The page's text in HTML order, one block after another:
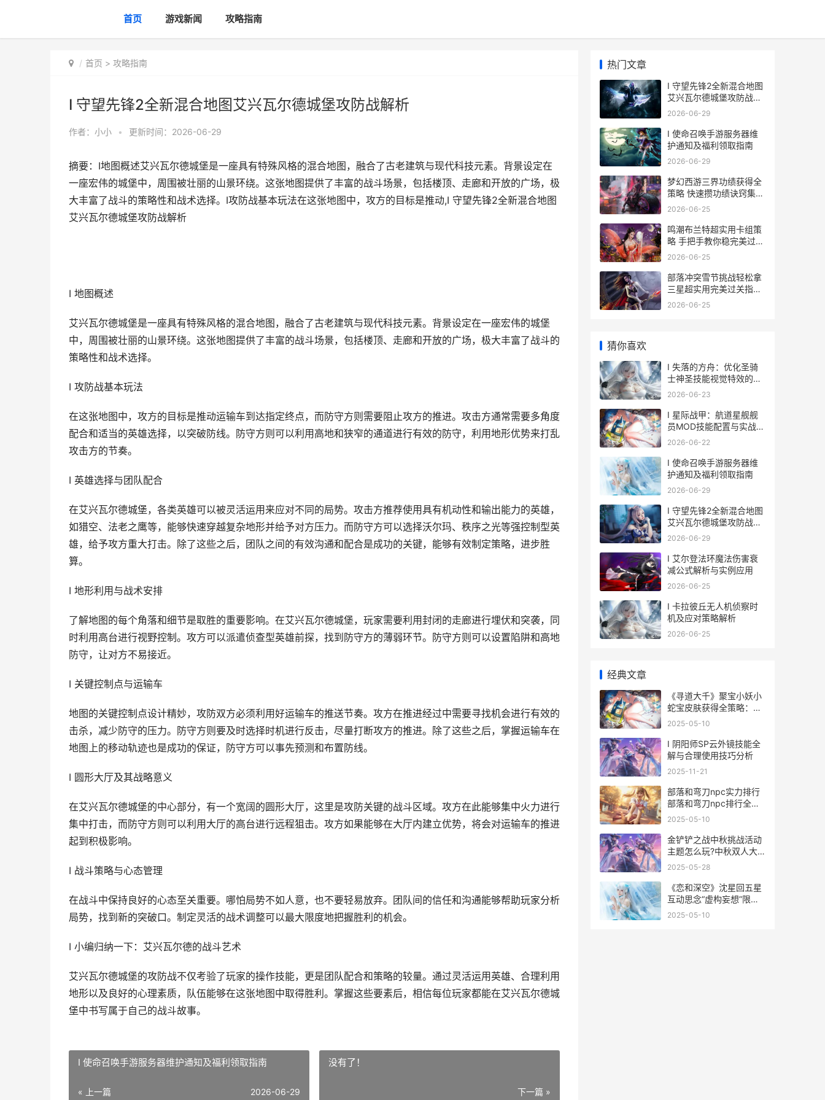
首页 游戏新闻 攻略指南
首页 > 攻略指南
I 守望先锋2全新混合地图艾兴瓦尔德城堡攻防战解析
作者： 小小 • 更新时间：2026-06-29
摘要：I地图概述艾兴瓦尔德城堡是一座具有特殊风格的混合地图，融合了古老建筑与现代科技元素。背景设定在
一座宏伟的城堡中，周围被壮丽的山景环绕。这张地图提供了丰富的战斗场景，包括楼顶、走廊和开放的广场，极
大丰富了战斗的策略性和战术选择。I攻防战基本玩法在这张地图中，攻方的目标是推动,I 守望先锋2全新混合地图
艾兴瓦尔德城堡攻防战解析
I 地图概述
艾兴瓦尔德城堡是一座具有特殊风格的混合地图，融合了古老建筑与现代科技元素。背景设定在一座宏伟的城堡
中，周围被壮丽的山景环绕。这张地图提供了丰富的战斗场景，包括楼顶、走廊和开放的广场，极大丰富了战斗的
策略性和战术选择。
I 攻防战基本玩法
在这张地图中，攻方的目标是推动运输车到达指定终点，而防守方则需要阻止攻方的推进。攻击方通常需要多角度
配合和适当的英雄选择，以突破防线。防守方则可以利用高地和狭窄的通道进行有效的防守，利用地形优势来打乱
攻击方的节奏。
I 英雄选择与团队配合
在艾兴瓦尔德城堡，各类英雄可以被灵活运用来应对不同的局势。攻击方推荐使用具有机动性和输出能力的英雄，
如猎空、法老之鹰等，能够快速穿越复杂地形并给予对方压力。而防守方可以选择沃尔玛、秩序之光等强控制型英
雄，给予攻方重大打击。除了这些之后，团队之间的有效沟通和配合是成功的关键，能够有效制定策略，进步胜
算。
I 地形利用与战术安排
了解地图的每个角落和细节是取胜的重要影响。在艾兴瓦尔德城堡，玩家需要利用封闭的走廊进行埋伏和突袭，同
时利用高台进行视野控制。攻方可以派遣侦查型英雄前探，找到防守方的薄弱环节。防守方则可以设置陷阱和高地
防守，让对方不易接近。
I 关键控制点与运输车
地图的关键控制点设计精妙，攻防双方必须利用好运输车的推送节奏。攻方在推进经过中需要寻找机会进行有效的
击杀，减少防守的压力。防守方则要及时选择时机进行反击，尽量打断攻方的推进。除了这些之后，掌握运输车在
地图上的移动轨迹也是成功的保证，防守方可以事先预测和布置防线。
I 圆形大厅及其战略意义
在艾兴瓦尔德城堡的中心部分，有一个宽阔的圆形大厅，这里是攻防关键的战斗区域。攻方在此能够集中火力进行
集中打击，而防守方则可以利用大厅的高台进行远程狙击。攻方如果能够在大厅内建立优势，将会对运输车的推进
起到积极影响。
I 战斗策略与心态管理
在战斗中保持良好的心态至关重要。哪怕局势不如人意，也不要轻易放弃。团队间的信任和沟通能够帮助玩家分析
局势，找到新的突破口。制定灵活的战术调整可以最大限度地把握胜利的机会。
I 小编归纳一下：艾兴瓦尔德的战斗艺术
艾兴瓦尔德城堡的攻防战不仅考验了玩家的操作技能，更是团队配合和策略的较量。通过灵活运用英雄、合理利用
地形以及良好的心理素质，队伍能够在这张地图中取得胜利。掌握这些要素后，相信每位玩家都能在艾兴瓦尔德城
堡中书写属于自己的战斗故事。
I 使命召唤手游服务器维护通知及福利领取指南
« 上一篇 2026-06-29
没有了！
下一篇 »
热门文章
I 守望先锋2全新混合地图
艾兴瓦尔德城堡攻防战解
析
2026-06-29
I 使命召唤手游服务器维
护通知及福利领取指南
2026-06-29
梦幻西游三界功绩获得全
策略 快速攒功绩诀窍集合
梦幻西游三界功绩怎么查
2026-06-25
鸣潮布兰特超实用卡组策
略 手把手教你稳完美过关
打无尽
2026-06-25
部落冲突雪节挑战轻松拿
三星超实用完美过关指导
部落冲突雪怪介绍
2026-06-25
猜你喜欢
I 失落的方舟：优化圣骑
士神圣技能视觉特效的实
用技巧
2026-06-23
I 星际战甲：航道星舰舰
员MOD技能配置与实战评
测分析
2026-06-22
I 使命召唤手游服务器维
护通知及福利领取指南
2026-06-29
I 守望先锋2全新混合地图
艾兴瓦尔德城堡攻防战解
析
2026-06-29
I 艾尔登法环魔法伤害衰
减公式解析与实例应用
2026-06-25
I 卡拉彼丘无人机侦察时
机及应对策略解析
2026-06-25
经典文章
《寻道大千》聚宝小妖小
蛇宝皮肤获得全策略：新
春战令和活动主题详细解
2025-05-10
I 阴阳师SP云外镜技能全
解与合理使用技巧分析
2025-11-21
部落和弯刀npc实力排行
部落和弯刀npc排行全新
部落和弯刀 灰机
2025-05-10
金铲铲之战中秋挑战活动
主题怎么玩?中秋双人大
作战模式说明 金铲铲之战
2025-05-28
《恋和深空》沈星回五星
互动思念“虚构妄想”限时
登场，你预备好迎接挑战
2025-05-10